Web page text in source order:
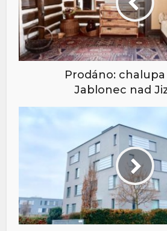
Prodáno: chalupa
Jablonec nad